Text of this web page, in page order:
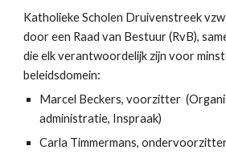
Katholieke Scholen Druivenstreek
dooreen Raad van Bestuur (RvB),
die elk verantwoordelijk zijn voor
beleidsdomein:
Marcel Beckers, voorzitter
administratie, Inspraak)
Carla Timmermans,